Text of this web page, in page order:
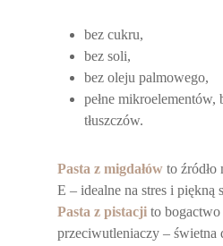
bez cukru,
bez soli,
bez oleju palmowego,
pełne mikroelementów,
tłuszczów.
Pasta z migdałów to
E – idealne na stres i piękną
Pasta z pistacji to bogactwo
przeciwutleniaczy – świetna